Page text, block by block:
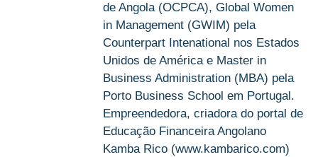
de Angola (OCPCA), Global Women
in Management (GWIM) pela
Counterpart Intenational nos Estados
Unidos de América e Master in
Business Administration (MBA) pela
Porto Business School em Portugal.
Empreendedora, criadora do portal de
Educação Financeira Angolano
Kamba Rico (www.kambarico.com)